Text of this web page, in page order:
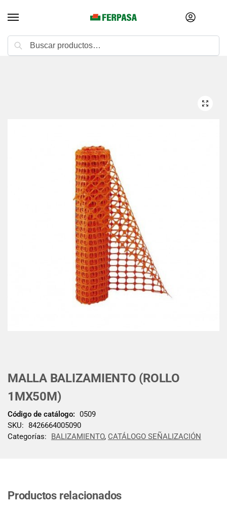
MALLA BALIZAMIENTO (ROLLO
1MX50M)
Código de catálogo: 0509
SKU: 8426664005090
Categorías:
BALIZAMIENTO, CATÁLOGO SEÑALIZACIÓN
Productos relacionados